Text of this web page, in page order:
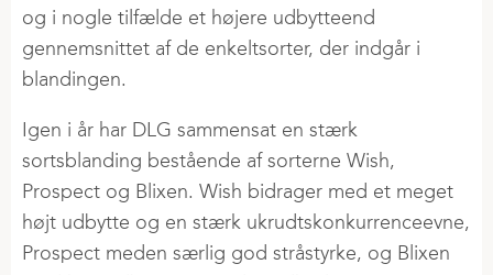
og i nogle tilfælde et højere udbytteend
gennemsnittet af de enkeltsorter, der indgår i
blandingen.
Igen i år har DLG sammensat en stærk
sortsblanding bestående af sorterne Wish,
Prospect og Blixen. Wish bidrager med et meget
højt udbytte og en stærk ukrudtskonkurrenceevne,
Prospect meden særlig god stråstyrke, og Blixen